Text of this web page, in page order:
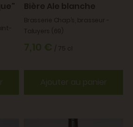
Bière Ale blanche
Brasserie Chap’s, brasseur -
Taluyers (69)
7,10 € / 75 cl
Ajouter au panier